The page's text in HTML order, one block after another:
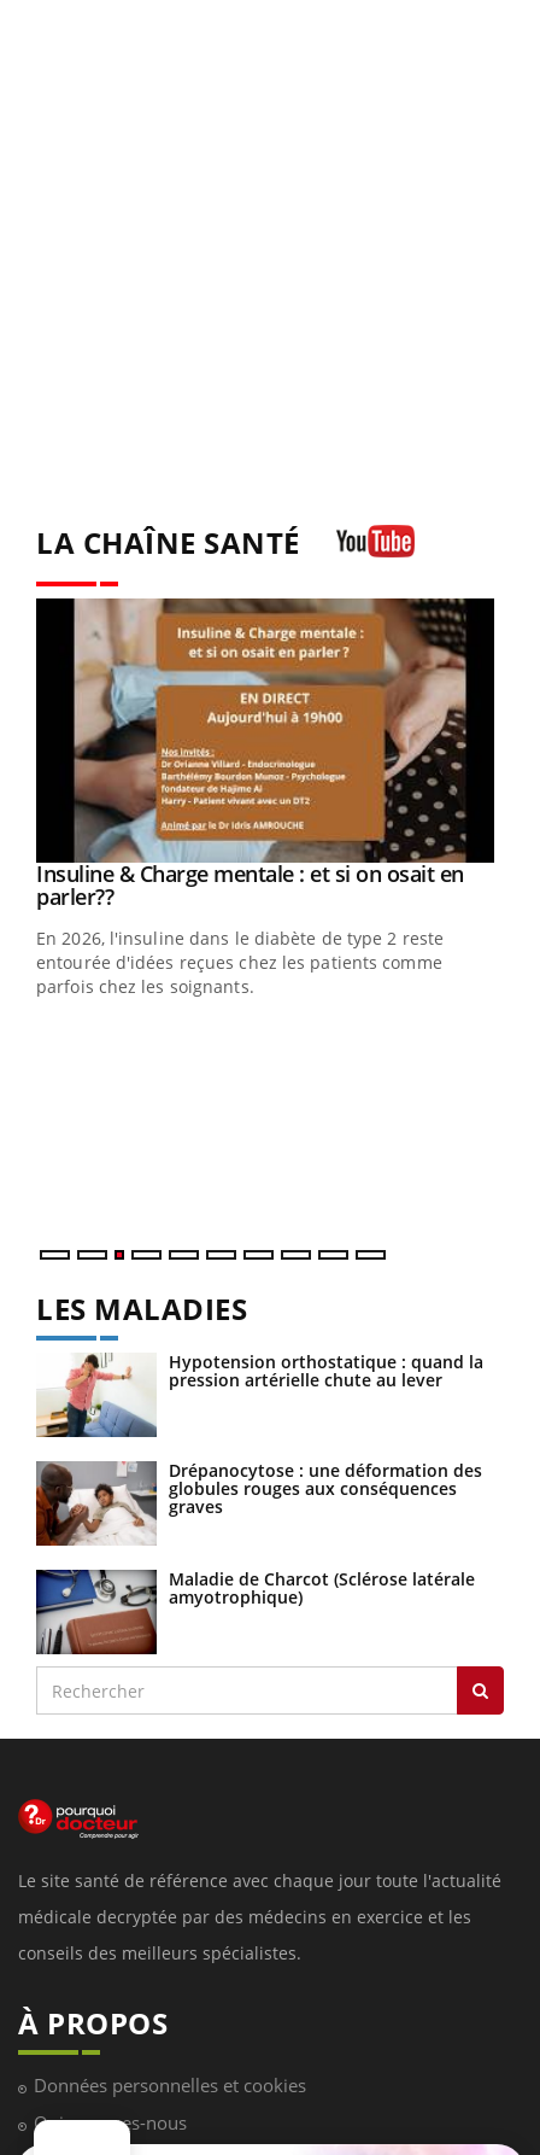
LA CHAÎNE SANTÉ
Youtube
Insuline & Charge mentale : et si on osait en
parler??Youtube
En 2026, l'insuline dans le diabète de type 2 reste
entourée d'idées reçues chez les patients comme
parfois chez les soignants.
LES MALADIES
Hypotension orthostatique : quand la
pression artérielle chute au lever
Drépanocytose : une déformation des
globules rouges aux conséquences
graves
Maladie de Charcot (Sclérose latérale
amyotrophique)
Le site santé de référence avec chaque jour toute l'actualité
médicale decryptée par des médecins en exercice et les
conseils des meilleurs spécialistes.
À PROPOS
Données personnelles et cookies
Qui sommes-nous